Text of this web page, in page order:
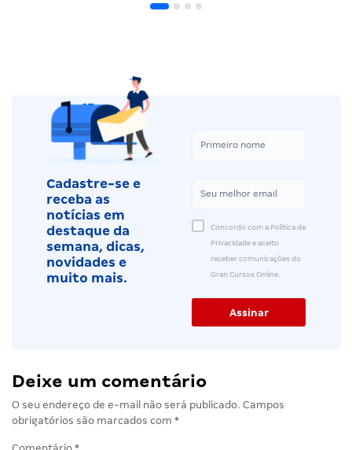
Cadastre-se e
receba as
notícias em
destaque da
semana, dicas,
novidades e
muito mais.
Concordo com a Política de
Privacidade e aceito
receber comunicações do
Gran Cursos Online.
Deixe um comentário
O seu endereço de e-mail não será publicado. Campos
obrigatórios são marcados com *